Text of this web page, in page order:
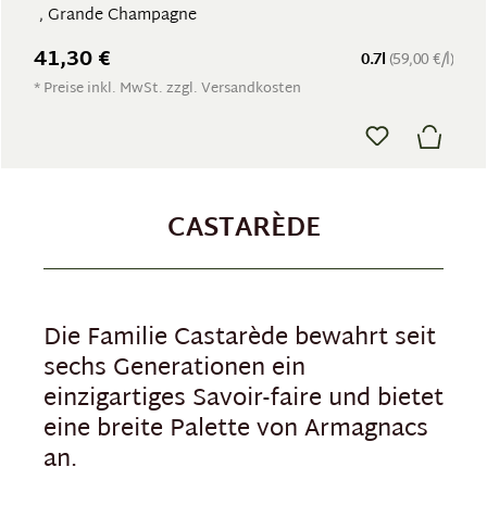
, Grande Champagne
0.7l (59,00 €/l)
41,30 €
* Preise inkl. MwSt. zzgl. Versandkosten
CASTARÈDE
Die Familie Castarède bewahrt seit
sechs Generationen ein
einzigartiges Savoir-faire und bietet
eine breite Palette von Armagnacs
an.